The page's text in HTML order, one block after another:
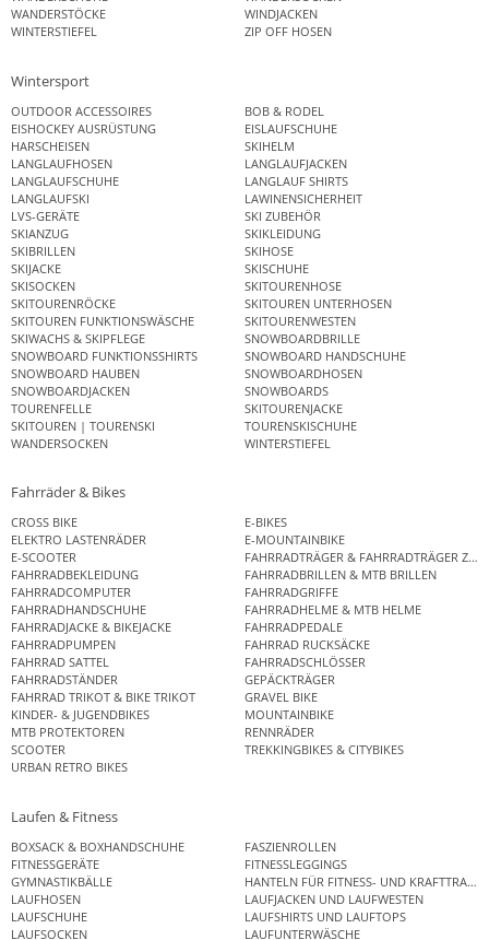
WANDERSTÖCKE
WINDJACKEN
WINTERSTIEFEL
ZIP OFF HOSEN
Wintersport
OUTDOOR ACCESSOIRES
BOB & RODEL
EISHOCKEY AUSRÜSTUNG
EISLAUFSCHUHE
HARSCHEISEN
SKIHELM
LANGLAUFHOSEN
LANGLAUFJACKEN
LANGLAUFSCHUHE
LANGLAUF SHIRTS
LANGLAUFSKI
LAWINENSICHERHEIT
LVS-GERÄTE
SKI ZUBEHÖR
SKIANZUG
SKIKLEIDUNG
SKIBRILLEN
SKIHOSE
SKIJACKE
SKISCHUHE
SKISOCKEN
SKITOURENHOSE
SKITOURENRÖCKE
SKITOUREN UNTERHOSEN
SKITOUREN FUNKTIONSWÄSCHE
SKITOURENWESTEN
SKIWACHS & SKIPFLEGE
SNOWBOARDBRILLE
SNOWBOARD FUNKTIONSSHIRTS
SNOWBOARD HANDSCHUHE
SNOWBOARD HAUBEN
SNOWBOARDHOSEN
SNOWBOARDJACKEN
SNOWBOARDS
TOURENFELLE
SKITOURENJACKE
SKITOUREN | TOURENSKI
TOURENSKISCHUHE
WANDERSOCKEN
WINTERSTIEFEL
Fahrräder & Bikes
CROSS BIKE
E-BIKES
ELEKTRO LASTENRÄDER
E-MOUNTAINBIKE
E-SCOOTER
FAHRRADTRÄGER & FAHRRADTRÄGER
FAHRRADBEKLEIDUNG
FAHRRADBRILLEN & MTB BRILLEN
FAHRRADCOMPUTER
FAHRRADGRIFFE
FAHRRADHANDSCHUHE
FAHRRADHELME & MTB HELME
FAHRRADJACKE & BIKEJACKE
FAHRRADPEDALE
FAHRRADPUMPEN
FAHRRAD RUCKSÄCKE
FAHRRAD SATTEL
FAHRRADSCHLÖSSER
FAHRRADSTÄNDER
GEPÄCKTRÄGER
FAHRRAD TRIKOT & BIKE TRIKOT
GRAVEL BIKE
KINDER- & JUGENDBIKES
MOUNTAINBIKE
MTB PROTEKTOREN
RENNRÄDER
SCOOTER
TREKKINGBIKES & CITYBIKES
URBAN RETRO BIKES
Laufen & Fitness
BOXSACK & BOXHANDSCHUHE
FASZIENROLLEN
FITNESSGERÄTE
FITNESSLEGGINGS
GYMNASTIKBÄLLE
HANTELN FÜR FITNESS- UND
LAUFHOSEN
LAUFJACKEN UND LAUFWESTEN
LAUFSCHUHE
LAUFSHIRTS UND LAUFTOPS
LAUFSOCKEN
LAUFUNTERWÄSCHE